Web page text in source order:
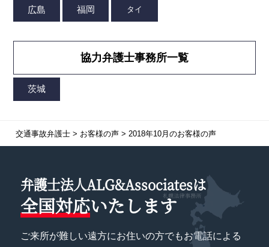
協力弁護士事務所一覧
交通事故弁護士> お客様の声> 2018年10月のお客様の声
弁護士法人ALG&Associatesは
全国対応いたします
ご来所が難しい遠方にお住いの方でもお電話による